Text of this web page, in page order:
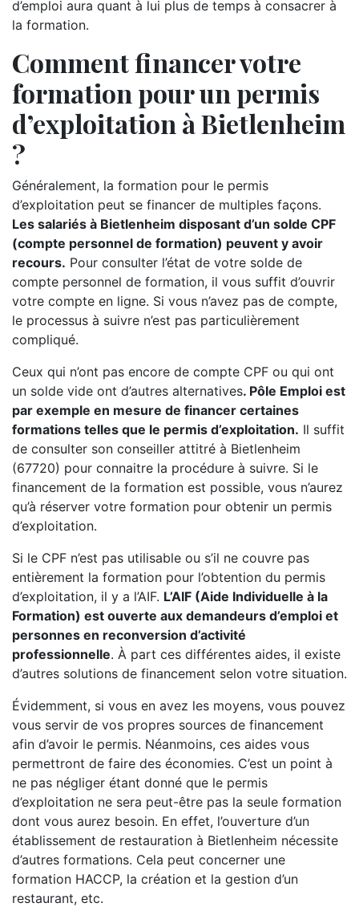
d’emploi aura quant à lui plus de temps à consacrer à
la formation.
Comment financer votre
formation pour un permis
d’exploitation à Bietlenheim
?
Généralement, la formation pour le permis
d’exploitation peut se financer de multiples façons.
Les salariés à Bietlenheim disposant d’un solde CPF
(compte personnel de formation) peuvent y avoir
recours. Pour consulter l’état de votre solde de
compte personnel de formation, il vous suffit d’ouvrir
votre compte en ligne. Si vous n’avez pas de compte,
le processus à suivre n’est pas particulièrement
compliqué.
Ceux qui n’ont pas encore de compte CPF ou qui ont
un solde vide ont d’autres alternatives. Pôle Emploi est
par exemple en mesure de financer certaines
formations telles que le permis d’exploitation. Il suffit
de consulter son conseiller attitré à Bietlenheim
(67720) pour connaitre la procédure à suivre. Si le
financement de la formation est possible, vous n’aurez
qu’à réserver votre formation pour obtenir un permis
d’exploitation.
Si le CPF n’est pas utilisable ou s’il ne couvre pas
entièrement la formation pour l’obtention du permis
d’exploitation, il y a l’AIF. L’AIF (Aide Individuelle à la
Formation) est ouverte aux demandeurs d’emploi et
personnes en reconversion d’activité
professionnelle. À part ces différentes aides, il existe
d’autres solutions de financement selon votre situation.
Évidemment, si vous en avez les moyens, vous pouvez
vous servir de vos propres sources de financement
afin d’avoir le permis. Néanmoins, ces aides vous
permettront de faire des économies. C’est un point à
ne pas négliger étant donné que le permis
d’exploitation ne sera peut-être pas la seule formation
dont vous aurez besoin. En effet, l’ouverture d’un
établissement de restauration à Bietlenheim nécessite
d’autres formations. Cela peut concerner une
formation HACCP, la création et la gestion d’un
restaurant, etc.